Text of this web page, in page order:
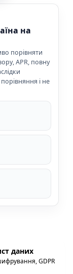
на
порівняти
APR, повну
і не
даних
GDPR